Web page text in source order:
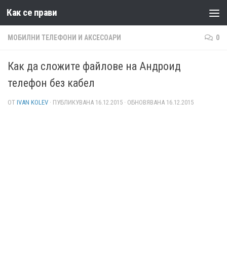
Към съдържанието
Как се прави
МОБИЛНИ ТЕЛЕФОНИ И АКСЕСОАРИ 0
Как да сложите файлове на Андроид
телефон без кабел
ОТ IVAN KOLEV · ПУБЛИКУВАНА 16.12.2015 · ОБНОВЯВАНА 16.12.2015